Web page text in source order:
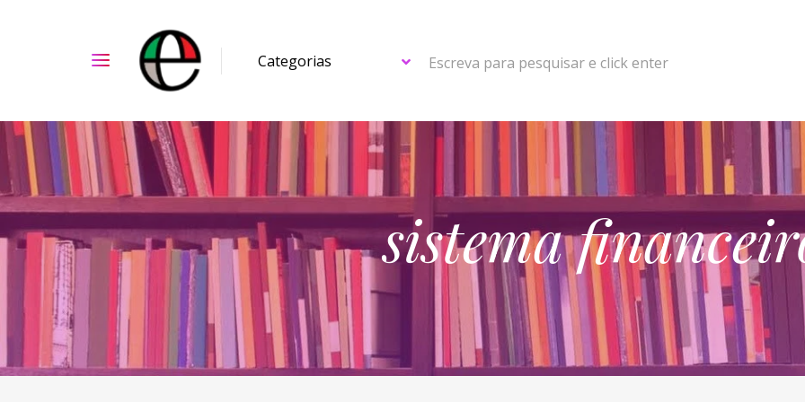
Escreva para pesquisar e click enter
sistema